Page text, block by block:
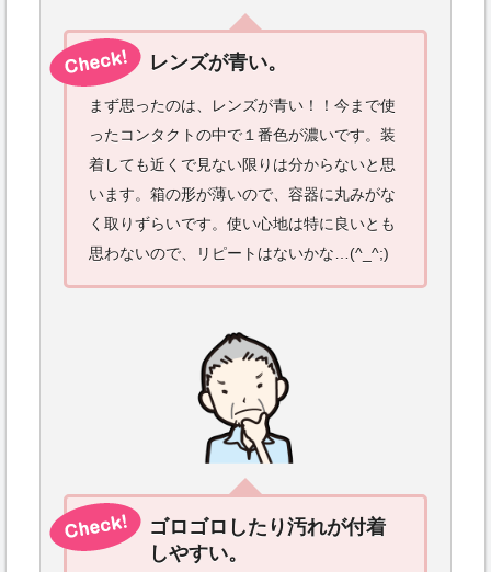
レンズが青い。
まず思ったのは、レンズが青い！！今まで使
ったコンタクトの中で１番色が濃いです。装
着しても近くで見ない限りは分からないと思
います。箱の形が薄いので、容器に丸みがな
く取りずらいです。使い心地は特に良いとも
思わないので、リピートはないかな…(^_^;)
ゴロゴロしたり汚れが付着
しやすい。